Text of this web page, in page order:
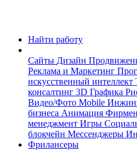
Найти работу
Сайты Дизайн
Реклама и Маркетинг
искусственный интеллект
консалтинг 3D Графика
Видео/Фото Mobile
бизнеса Анимация
менеджмент Игры
блокчейн Мессенджеры
Фрилансеры